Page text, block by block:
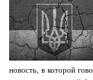
новость, в которой